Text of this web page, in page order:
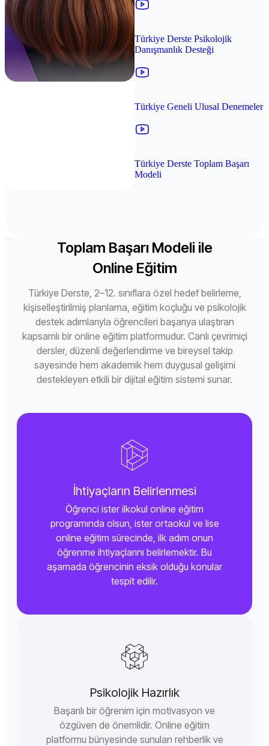
Türkiye Derste Psikolojik
Danışmanlık Desteği
Türkiye Geneli Ulusal Denemeler
Türkiye Derste Toplam Başarı
Modeli
Toplam Başarı Modeli ile
Online Eğitim
Türkiye Derste, 2–12. sınıflara özel hedef belirleme,
kişiselleştirilmiş planlama, eğitim koçluğu ve psikolojik
destek adımlarıyla öğrencileri başarıya ulaştıran
kapsamlı bir online eğitim platformudur. Canlı çevrimiçi
dersler, düzenli değerlendirme ve bireysel takip
sayesinde hem akademik hem duygusal gelişimi
destekleyen etkili bir dijital eğitim sistemi sunar.
İhtiyaçların Belirlenmesi
Öğrenci ister ilkokul online eğitim
programında olsun, ister ortaokul ve lise
online eğitim sürecinde, ilk adım onun
öğrenme ihtiyaçlarını belirlemektir. Bu
aşamada öğrencinin eksik olduğu konular
tespit edilir.
Psikolojik Hazırlık
Başarılı bir öğrenim için motivasyon ve
özgüven de önemlidir. Online eğitim
platformu bünyesinde sunulan rehberlik ve